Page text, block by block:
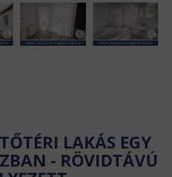
LAKÁS EGY
- RÖVIDTÁVÚ